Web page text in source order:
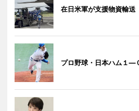
在日米軍が支援物資輸送
プロ野球・日本ハム１―